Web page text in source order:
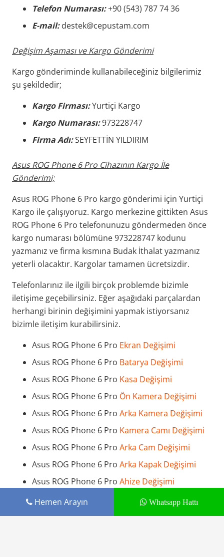
Telefon Numarası:+90 (543) 787 74 36
E-mail:destek@cepustam.com
Değişim Aşaması ve Kargo Gönderimi
Kargo gönderiminde kullanabileceğiniz bilgilerimiz
şu şekildedir;
Kargo Firması:Yurtiçi Kargo
Kargo Numarası:973228747
Firma Adı:SEYFETTİN YILDIRIM
Asus ROG Phone 6 Pro Cihazının Kargo İle
Gönderimi;
Asus ROG Phone 6 Pro kargo gönderimi için Yurtiçi
Kargo ile çalışıyoruz. Kargo merkezine gittikten Asus
ROG Phone 6 Pro telefonunuzu göndermeden önce
kargo numarası bölümüne 973228747 kodunu
yazmanız ve firma kısmına Budak İthalat yazmanız
yeterli olacaktır. Kargolar tamamen ücretsizdir.
Telefonlarınız ile ilgili birçok problemde bizimle
iletişime geçebilirsiniz. Eğer aşağıdaki parçalardan
herhangi birinin değişimini yapmak istiyorsanız
bizimle iletişim kurabilirsiniz.
Asus ROG Phone 6 Pro Ekran Değişimi
Asus ROG Phone 6 Pro Batarya Değişimi
Asus ROG Phone 6 Pro Kasa Değişimi
Asus ROG Phone 6 Pro Ön Kamera Değişimi
Asus ROG Phone 6 Pro Arka Kamera Değişimi
Asus ROG Phone 6 Pro Kamera Camı Değişimi
Asus ROG Phone 6 Pro Arka Cam Değişimi
Asus ROG Phone 6 Pro Arka Kapak Değişimi
Asus ROG Phone 6 Pro Ahize Değişimi
Asus ROG Phone 6 Pro
Hoparlör Değişimi
Asus ROG Phone 6 ProMikrofon Değişimi
Hemen Arayın Whatsapp Hattı